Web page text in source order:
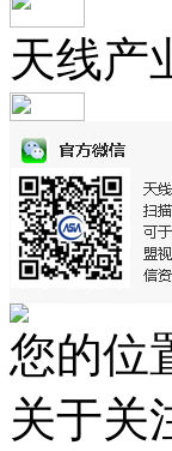
天线产
您的位
关于关